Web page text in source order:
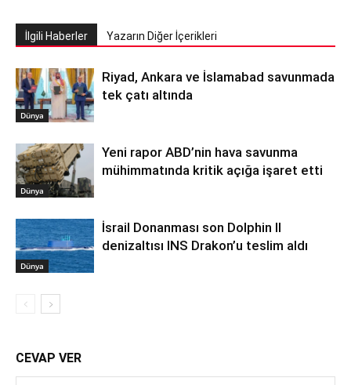
İlgili Haberler Yazarın Diğer İçerikleri
Dünya
Riyad, Ankara ve İslamabad savunmada
tek çatı altında
Dünya
Yeni rapor ABD’nin hava savunma
mühimmatında kritik açığa işaret etti
Dünya
İsrail Donanması son Dolphin II
denizaltısı INS Drakon’u teslim aldı
CEVAP VER